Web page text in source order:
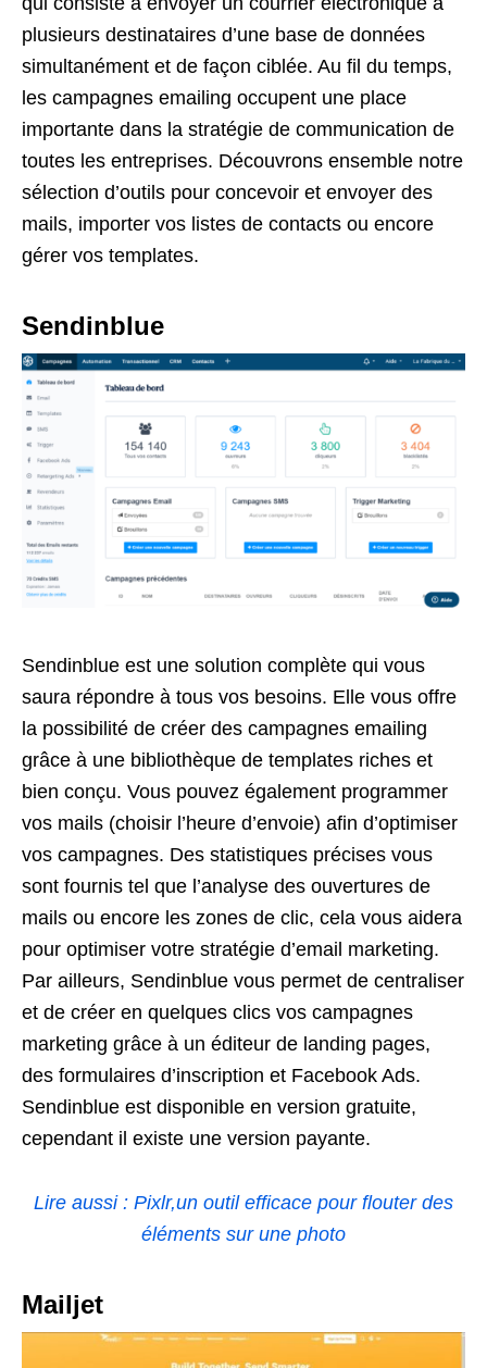
plusieurs destinataires d’une base de données
simultanément et de façon ciblée. Au fil du temps,
les campagnes emailing occupent une place
importante dans la stratégie de communication de
toutes les entreprises. Découvrons ensemble notre
sélection d’outils pour concevoir et envoyer des
mails, importer vos listes de contacts ou encore
gérer vos templates.
Sendinblue
Sendinblue est une solution complète qui vous
saura répondre à tous vos besoins. Elle vous offre
la possibilité de créer des campagnes emailing
grâce à une bibliothèque de templates riches et
bien conçu. Vous pouvez également programmer
vos mails (choisir l’heure d’envoie) afin d’optimiser
vos campagnes. Des statistiques précises vous
sont fournis tel que l’analyse des ouvertures de
mails ou encore les zones de clic, cela vous aidera
pour optimiser votre stratégie d’email marketing.
Par ailleurs, Sendinblue vous permet de centraliser
et de créer en quelques clics vos campagnes
marketing grâce à un éditeur de landing pages,
des formulaires d’inscription et Facebook Ads.
Sendinblue est disponible en version gratuite,
cependant il existe une version payante.
Lire aussi : Pixlr,un outil efficace pour flouter des
éléments sur une photo
Mailjet